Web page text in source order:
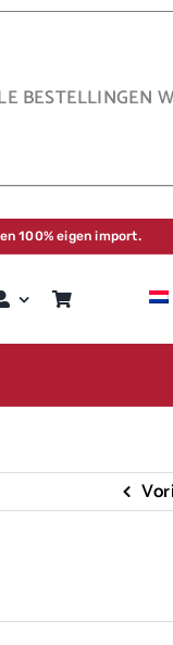
BESTELLINGEN
100% eigen import.